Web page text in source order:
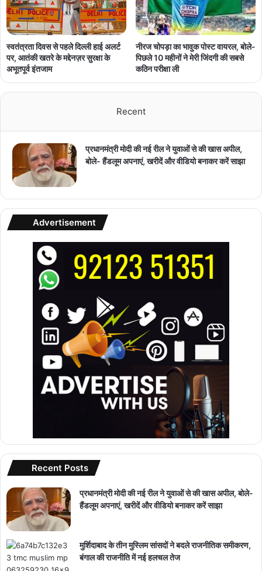
स्वतंत्रता दिवस से पहले दिल्ली हाई अलर्ट
पर, आतंकी खतरे के मद्देनज़र सुरक्षा के
अभूतपूर्व इंतजाम
नीरज चोपड़ा का भावुक पोस्ट वायरल, बोले-
पिछले 10 महीनों ने मेरी जिंदगी की सबसे
कठिन परीक्षा ली
Recent
प्रधानमंत्री मोदी की नई रील ने युवाओं से की खास अपील,
बोले- हैंडलूम अपनाएं, खरीदें और वीडियो बनाकर करें साझा
Advertisement
Recent Posts
प्रधानमंत्री मोदी की नई रील ने युवाओं से की खास अपील, बोले-
हैंडलूम अपनाएं, खरीदें और वीडियो बनाकर करें साझा
मुर्शिदाबाद के तीन मुस्लिम सांसदों ने बदले राजनीतिक समीकरण,
बंगाल की राजनीति में नई हलचल तेज